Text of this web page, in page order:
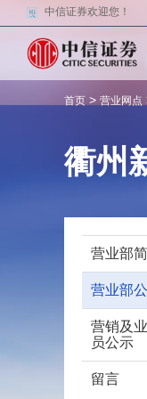
中信证券欢迎您！
首页 > 营业网点
衢州
营业部
营业部
营销及
员公示
留言